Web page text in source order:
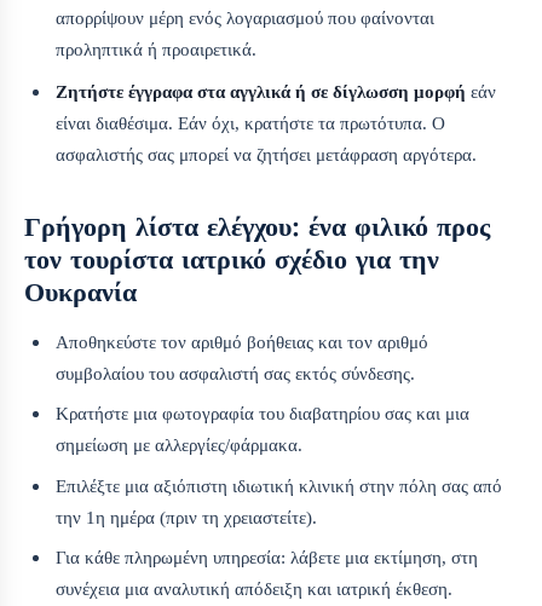
απορρίψουν μέρη ενός λογαριασμού που φαίνονται
προληπτικά ή προαιρετικά.
Ζητήστε έγγραφα στα αγγλικά ή σε δίγλωσση μορφή εάν
είναι διαθέσιμα. Εάν όχι, κρατήστε τα πρωτότυπα. Ο
ασφαλιστής σας μπορεί να ζητήσει μετάφραση αργότερα.
Γρήγορη λίστα ελέγχου: ένα φιλικό προς
τον τουρίστα ιατρικό σχέδιο για την
Ουκρανία
Αποθηκεύστε τον αριθμό βοήθειας και τον αριθμό
συμβολαίου του ασφαλιστή σας εκτός σύνδεσης.
Κρατήστε μια φωτογραφία του διαβατηρίου σας και μια
σημείωση με αλλεργίες/φάρμακα.
Επιλέξτε μια αξιόπιστη ιδιωτική κλινική στην πόλη σας από
την 1η ημέρα (πριν τη χρειαστείτε).
Για κάθε πληρωμένη υπηρεσία: λάβετε μια εκτίμηση, στη
συνέχεια μια αναλυτική απόδειξη και ιατρική έκθεση.